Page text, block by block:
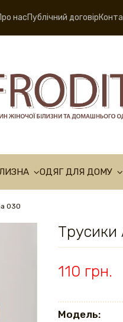
насПублічний договір
ОДЯГ ДЛЯ ДОМУ
030
Трусики
110 грн.
Модель: